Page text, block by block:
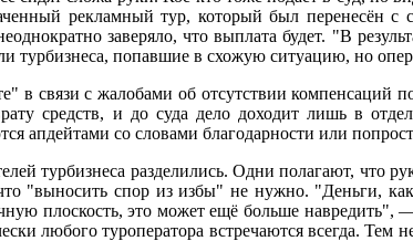
рекламный тур, который был перенесён с
заверяло, что выплата будет. "В
турбизнеса, попавшие в схожую ситуацию, но
в связи с жалобами об отсутствии компенсаций
средств, и до суда дело доходит лишь в
апдейтами со словами благодарности или
турбизнеса разделились. Одни полагают, что
"выносить спор из избы" не нужно. "Деньги,
плоскость, это может ещё больше навредить",
любого туроператора встречаются всегда. Тем